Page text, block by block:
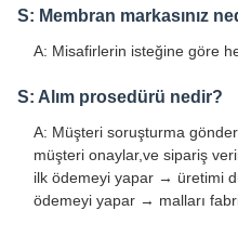
S: Membran markasınız
A: Misafirlerin isteğine göre
S: Alım prosedürü nedir?
A: Müşteri soruşturma
müşteri onaylar,ve sipariş
ilk ödemeyi yapar → üretimi
ödemeyi yapar → malları